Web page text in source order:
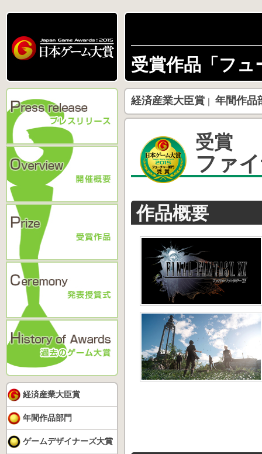
経済産業大臣賞
年間作品部門
ゲームデザイナーズ大賞
受賞作品「フュ
経済産業大臣賞 ｜ 年間作品
受賞
ファ
作品概要